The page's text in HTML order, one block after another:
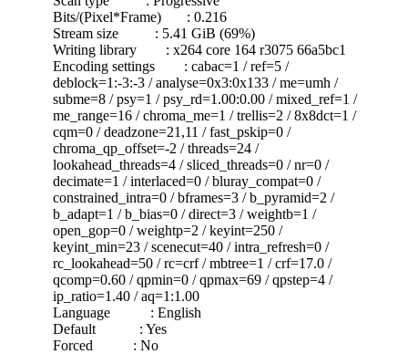
Bits/(Pixel*Frame) : 0.216
Stream size : 5.41 GiB (69%)
Writing library : x264 core 164 r3075 66a5bc1
Encoding settings : cabac=1 / ref=5 /
deblock=1:-3:-3 / analyse=0x3:0x133 / me=umh /
subme=8 / psy=1 / psy_rd=1.00:0.00 / mixed_ref=1 /
me_range=16 / chroma_me=1 / trellis=2 / 8x8dct=1 /
cqm=0 / deadzone=21,11 / fast_pskip=0 /
chroma_qp_offset=-2 / threads=24 /
lookahead_threads=4 / sliced_threads=0 / nr=0 /
decimate=1 / interlaced=0 / bluray_compat=0 /
constrained_intra=0 / bframes=3 / b_pyramid=2 /
b_adapt=1 / b_bias=0 / direct=3 / weightb=1 /
open_gop=0 / weightp=2 / keyint=250 /
keyint_min=23 / scenecut=40 / intra_refresh=0 /
rc_lookahead=50 / rc=crf / mbtree=1 / crf=17.0 /
qcomp=0.60 / qpmin=0 / qpmax=69 / qpstep=4 /
ip_ratio=1.40 / aq=1:1.00
Language : English
Default : Yes
Forced : No